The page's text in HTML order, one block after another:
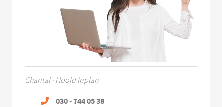
Chantal - Hoofd Inplan
030 - 744 05 38